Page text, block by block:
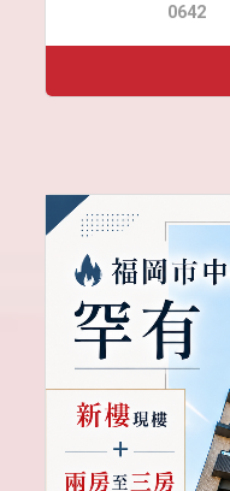
0642